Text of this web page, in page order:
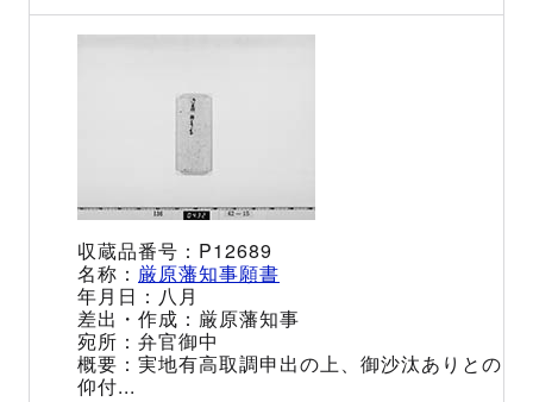
P12689
厳原藩知事願書
八月
厳原藩知事
弁官御中
実地有高取調申出の上、御沙汰ありとの
仰付...